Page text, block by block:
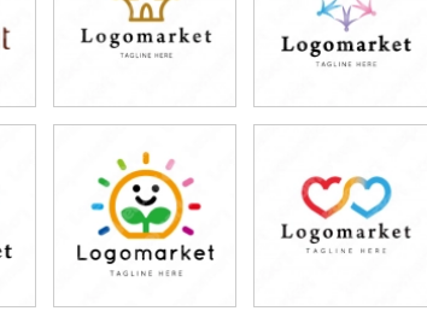
79,800円
(税込87,780円)
79,800円
(税込87,780円)